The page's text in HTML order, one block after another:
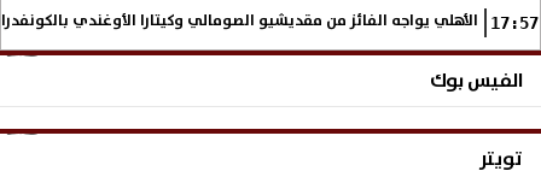
17:57 الأهلي يواجه الفائز من مقديشيو الصومالي وكيتارا الأوغندي
الفيس بوك
تويتر